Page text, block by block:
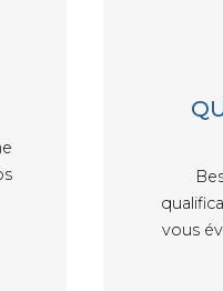
vous